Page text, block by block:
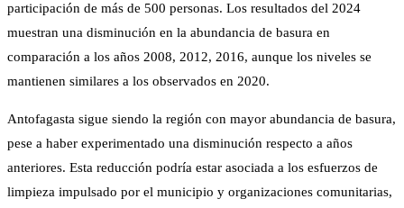
participación de más de 500 personas. Los resultados del 2024
muestran una disminución en la abundancia de basura en
comparación a los años 2008, 2012, 2016, aunque los niveles se
mantienen similares a los observados en 2020.
Antofagasta sigue siendo la región con mayor abundancia de basura,
pese a haber experimentado una disminución respecto a años
anteriores. Esta reducción podría estar asociada a los esfuerzos de
limpieza impulsado por el municipio y organizaciones comunitarias,